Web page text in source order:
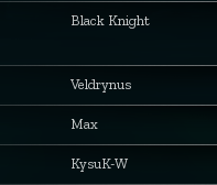
Black Knight
Veldrynus
Max
KysuK-W